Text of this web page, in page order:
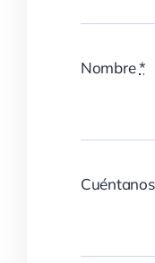
Nombre*